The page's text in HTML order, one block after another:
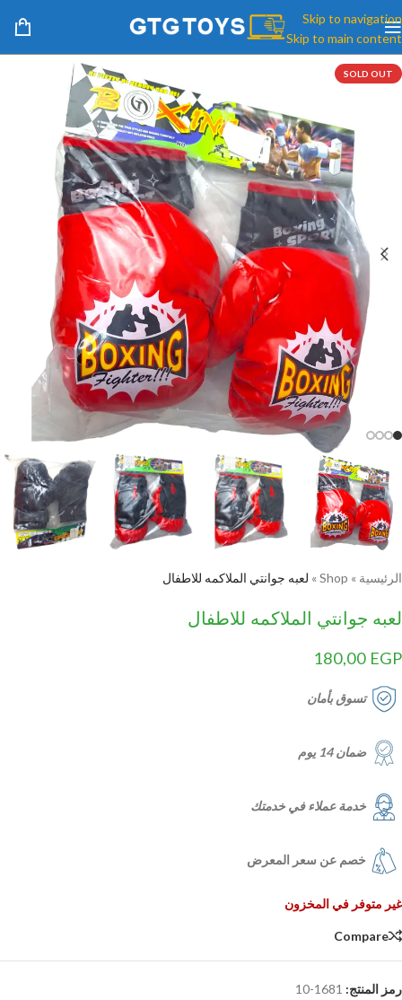
Skip to navigation
Skip to main content
SOLD OUT
الرئيسية »
Shop
» لعبه جوانتي الملاكمه للاطفال
لعبه جوانتي الملاكمه للاطفال
180,00 EGP
تسوق بأمان
ضمان 14 يوم
خدمة عملاء في خدمتك
خصم عن سعر المعرض
غير متوفر في المخزون
Compare
رمز المنتج: 1681-10